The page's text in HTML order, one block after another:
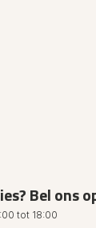
Bel ons
tot 18:00